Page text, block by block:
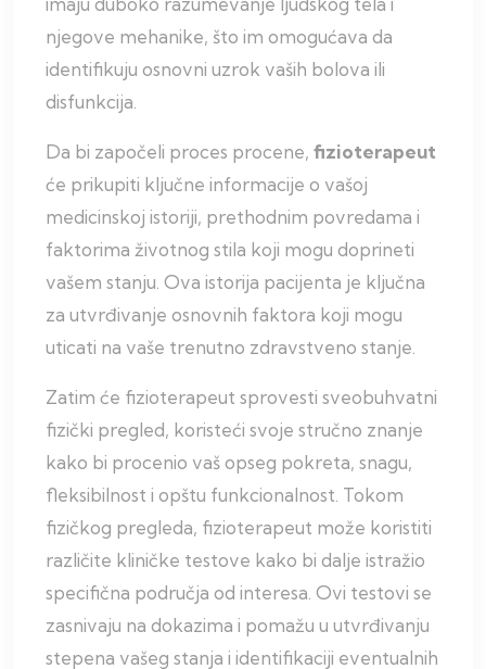
njegove mehanike, što im omogućava da
identifikuju osnovni uzrok vaših bolova ili
disfunkcija.
Da bi započeli proces procene, fizioterapeut
će prikupiti ključne informacije o vašoj
medicinskoj istoriji, prethodnim povredama i
faktorima životnog stila koji mogu doprineti
vašem stanju. Ova istorija pacijenta je ključna
za utvrđivanje osnovnih faktora koji mogu
uticati na vaše trenutno zdravstveno stanje.
Zatim će fizioterapeut sprovesti sveobuhvatni
fizički pregled, koristeći svoje stručno znanje
kako bi procenio vaš opseg pokreta, snagu,
fleksibilnost i opštu funkcionalnost. Tokom
fizičkog pregleda, fizioterapeut može koristiti
različite kliničke testove kako bi dalje istražio
specifična područja od interesa. Ovi testovi se
zasnivaju na dokazima i pomažu u utvrđivanju
stepena vašeg stanja i identifikaciji eventualnih